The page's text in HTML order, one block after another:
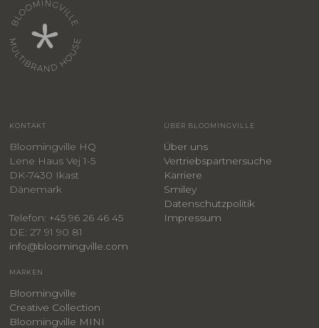
KONTAKT
Bloomingville HQ
Lene Haus Vej 1-5
DK-7430 Ikast
Dänemark
Telefon: +45 96 26 46 45
DE: 27 91 90 81
info@bloomingville.com
ÜBER BLOOMINGVILLE
Über uns
Vertriebspartnersuche
Karriere
Smiley
​Datenschutzpolitik
Impressum
MARKEN
Bloomingville
Creative Collection
Bloomingville MINI